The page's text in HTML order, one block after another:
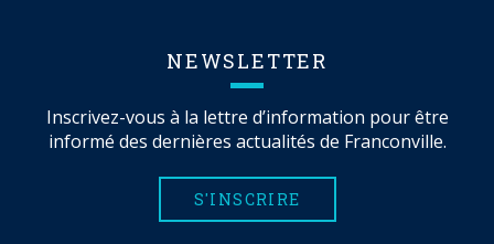
NEWSLETTER
Inscrivez-vous à la lettre d’information pour être
informé des dernières actualités de Franconville.
S'INSCRIRE